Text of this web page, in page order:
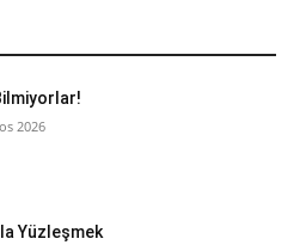
2026
Yüzleşmek